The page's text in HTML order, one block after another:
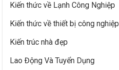
Kiến thức về Lạnh Công Nghiệp
Kiến thức về thiết bị công nghiệp
Kiến trúc nhà đẹp
Lao Động Và Tuyển Dụng